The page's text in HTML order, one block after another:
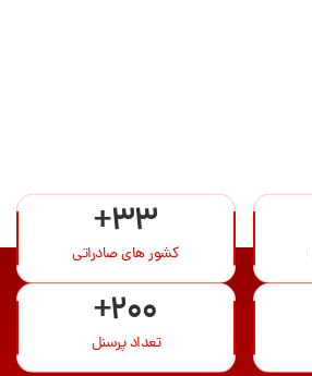
+33
کشور های صادراتی
+200
تعداد پرسنل